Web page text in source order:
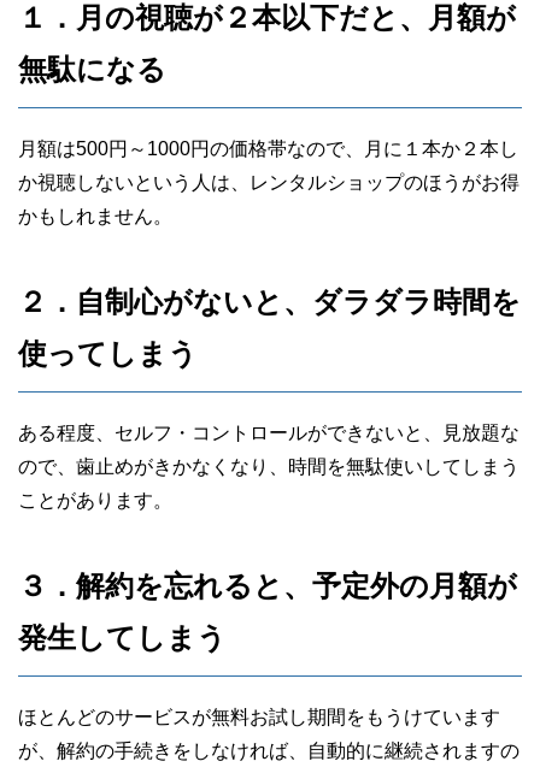
１．月の視聴が２本以下だと、月額が
無駄になる
月額は500円～1000円の価格帯なので、月に１本か２本し
か視聴しないという人は、レンタルショップのほうがお得
かもしれません。
２．自制心がないと、ダラダラ時間を
使ってしまう
ある程度、セルフ・コントロールができないと、見放題な
ので、歯止めがきかなくなり、時間を無駄使いしてしまう
ことがあります。
３．解約を忘れると、予定外の月額が
発生してしまう
ほとんどのサービスが無料お試し期間をもうけています
が、解約の手続きをしなければ、自動的に継続されますの